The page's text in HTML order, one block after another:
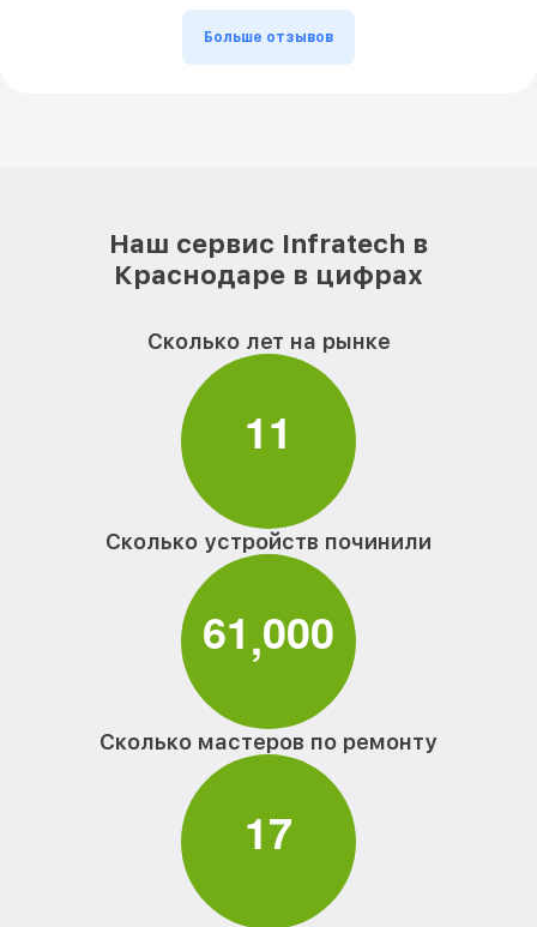
Больше отзывов
Наш сервис Infratech в
Краснодаре в цифрах
Сколько лет на рынке
11
Сколько устройств починили
61,000
Сколько мастеров по ремонту
17